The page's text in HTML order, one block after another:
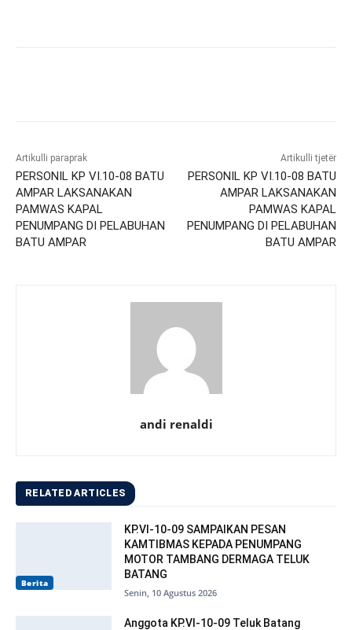
Artikulli paraprak
PERSONIL KP VI.10-08 BATU
AMPAR LAKSANAKAN
PAMWAS KAPAL
PENUMPANG DI PELABUHAN
BATU AMPAR
Artikulli tjetër
PERSONIL KP VI.10-08 BATU
AMPAR LAKSANAKAN
PAMWAS KAPAL
PENUMPANG DI PELABUHAN
BATU AMPAR
andi renaldi
RELATED ARTICLES
Berita
KP.VI-10-09 SAMPAIKAN PESAN
KAMTIBMAS KEPADA PENUMPANG
MOTOR TAMBANG DERMAGA TELUK
BATANG
Senin, 10 Agustus 2026
Anggota KP.VI-10-09 Teluk Batang